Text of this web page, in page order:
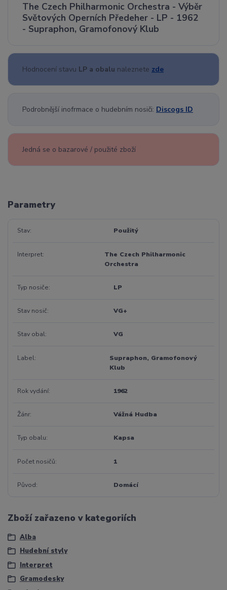
The Czech Philharmonic Orchestra - Výběr
Světových Operních Předeher - LP - 1962
- Supraphon, Gramofonový Klub
Hodnocení stavu LP a obalu naleznete zde
Podrobnější inofrmace o hudebním nosiči: Discogs ID
Jedná se o bazarové / použité zboží
Parametry
Stav Použitý
Interpret
The Czech Philharmonic
Orchestra
Typ nosiče LP
Stav nosič VG+
Stav obal VG
Label
Supraphon, Gramofonový
Klub
Rok vydání 1962
Žánr Vážná Hudba
Typ obalu Kapsa
Počet nosičů 1
Původ Domácí
Zboží zařazeno v kategoriích
Alba
Hudební styly
Interpret
Gramodesky